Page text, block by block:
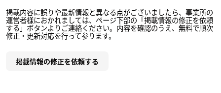
掲載内容に誤りや最新情報と異なる点がございましたら、事業所の
運営者様におかれましては、ページ下部の「掲載情報の修正を依頼
する」ボタンよりご連絡ください。内容を確認のうえ、無料で順次
修正・更新対応を行って参ります。
掲載情報の修正を依頼する